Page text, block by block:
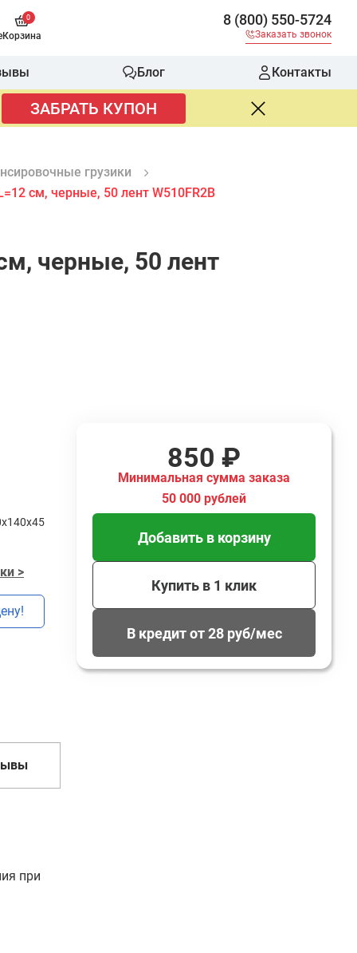
0
Корзина
8 (800) 550-5724
Заказать звонок
Блог Контакты
ЗАБРАТЬ КУПОН
грузики
см, черные, 50 лент W510FR2B
черные, 50 лент
>
при
850 ₽
Минимальная сумма заказа
50 000 рублей
Добавить в корзину
Купить в 1 клик
В кредит от 28 руб/мес